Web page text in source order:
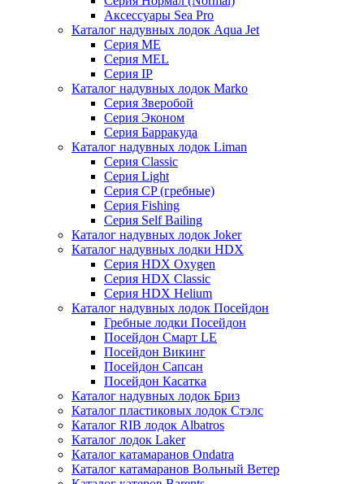
Аксессуары Sea Pro
Каталог надувных лодок Aqua Jet
Серия ME
Серия MEL
Серия IP
Каталог надувных лодок Marko
Серия Зверобой
Серия Эконом
Серия Барракуда
Каталог надувных лодок Liman
Серия Classic
Серия Light
Серия CP (гребные)
Серия Fishing
Серия Self Bailing
Каталог надувных лодок Joker
Каталог надувных лодки HDX
Серия HDX Oxygen
Серия HDX Classic
Серия HDX Helium
Каталог надувных лодок Посейдон
Гребные лодки Посейдон
Посейдон Смарт LE
Посейдон Викинг
Посейдон Сапсан
Посейдон Касатка
Каталог надувных лодок Бриз
Каталог пластиковых лодок Стэлс
Каталог RIB лодок Albatros
Каталог лодок Laker
Каталог катамаранов Ondatra
Каталог катамаранов Вольный Ветер